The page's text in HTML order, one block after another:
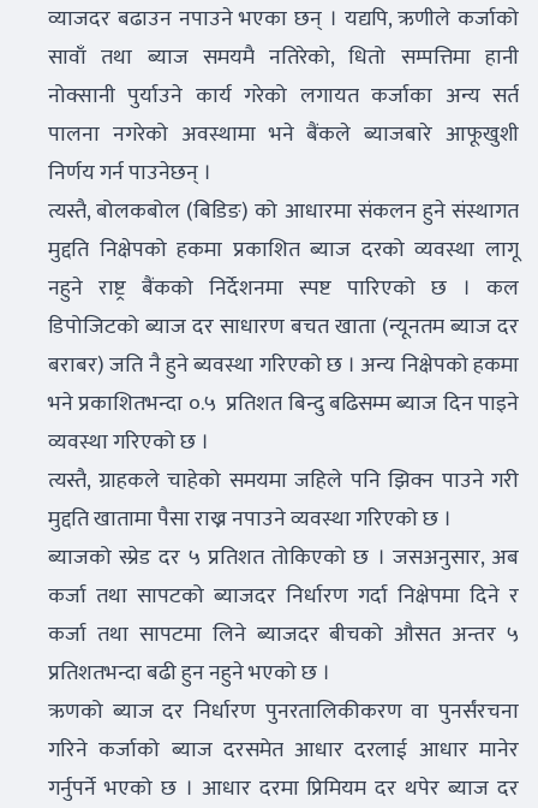
व्याजदर बढाउन नपाउने भएका छन् । यद्यपि, ऋणीले कर्जाको
सावाँ तथा ब्याज समयमै नतिरेको, धितो सम्पत्तिमा हानी
नोक्सानी पुर्याउने कार्य गरेको लगायत कर्जाका अन्य सर्त
पालना नगरेको अवस्थामा भने बैंकले ब्याजबारे आफूखुशी
निर्णय गर्न पाउनेछन् ।
त्यस्तै, बोलकबोल (बिडिङ) को आधारमा संकलन हुने संस्थागत
मुद्दति निक्षेपको हकमा प्रकाशित ब्याज दरको व्यवस्था लागू
नहुने राष्ट्र बैंकको निर्देशनमा स्पष्ट पारिएको छ । कल
डिपोजिटको ब्याज दर साधारण बचत खाता (न्यूनतम ब्याज दर
बराबर) जति नै हुने ब्यवस्था गरिएको छ । अन्य निक्षेपको हकमा
भने प्रकाशितभन्दा ०.५ प्रतिशत बिन्दु बढिसम्म ब्याज दिन पाइने
व्यवस्था गरिएको छ ।
त्यस्तै, ग्राहकले चाहेको समयमा जहिले पनि झिक्न पाउने गरी
मुद्दति खातामा पैसा राख्न नपाउने व्यवस्था गरिएको छ ।
ब्याजको स्प्रेड दर ५ प्रतिशत तोकिएको छ । जसअनुसार, अब
कर्जा तथा सापटको ब्याजदर निर्धारण गर्दा निक्षेपमा दिने र
कर्जा तथा सापटमा लिने ब्याजदर बीचको औसत अन्तर ५
प्रतिशतभन्दा बढी हुन नहुने भएको छ ।
ऋणको ब्याज दर निर्धारण पुनरतालिकीकरण वा पुनर्संरचना
गरिने कर्जाको ब्याज दरसमेत आधार दरलाई आधार मानेर
गर्नुपर्ने भएको छ । आधार दरमा प्रिमियम दर थपेर ब्याज दर